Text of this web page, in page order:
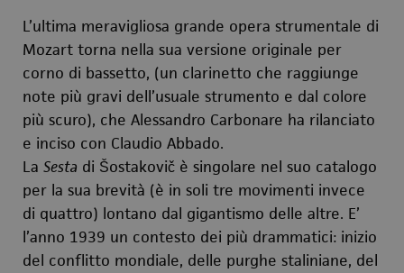
L’ultima meravigliosa grande opera strumentale di
Mozart torna nella sua versione originale per
corno di bassetto, (un clarinetto che raggiunge
note più gravi dell’usuale strumento e dal colore
più scuro), che Alessandro Carbonare ha rilanciato
e inciso con Claudio Abbado.
La Sesta di Šostakovič è singolare nel suo catalogo
per la sua brevità (è in soli tre movimenti invece
di quattro) lontano dal gigantismo delle altre. E’
l’anno 1939 un contesto dei più drammatici: inizio
del conflitto mondiale, delle purghe staliniane, del